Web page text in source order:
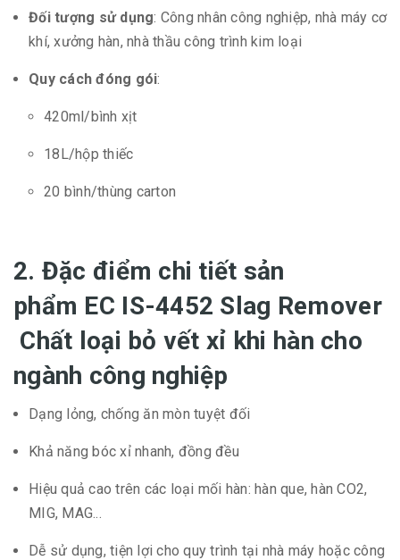
Đối tượng sử dụng: Công nhân công nghiệp, nhà máy cơ
khí, xưởng hàn, nhà thầu công trình kim loại
Quy cách đóng gói:
420ml/bình xịt
18L/hộp thiếc
20 bình/thùng carton
2. Đặc điểm chi tiết sản
phẩm EC IS-4452 Slag Remover
Chất loại bỏ vết xỉ khi hàn cho
ngành công nghiệp
Dạng lỏng, chống ăn mòn tuyệt đối
Khả năng bóc xỉ nhanh, đồng đều
Hiệu quả cao trên các loại mối hàn: hàn que, hàn CO2,
MIG, MAG...
Dễ sử dụng, tiện lợi cho quy trình tại nhà máy hoặc công